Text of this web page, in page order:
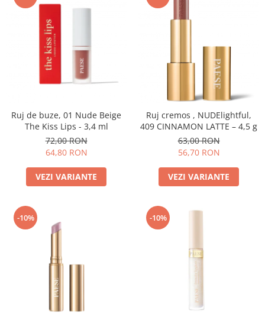
Ruj de buze, 01 Nude Beige
The Kiss Lips - 3,4 ml
72,00 RON
64,80 RON
VEZI VARIANTE
Ruj cremos , NUDElightful,
409 CINNAMON LATTE – 4,5 g
63,00 RON
56,70 RON
VEZI VARIANTE
-10% -10%